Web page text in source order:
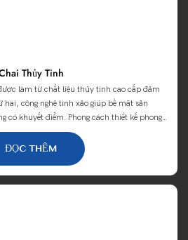
Thủy Tinh
làm từ chất liệu thủy tinh cao cấp đảm
hai, công nghệ tinh xảo giúp bề mặt sản
có khuyết điểm. Phong cách thiết kế phong
nhu cầu của nhiều khách hàng khác nhau,
điển lộng lẫy, bạn đều có thể tìm được
cùng, chúng tôi chú ý đến các chi tiết của
đến bao bì, mọi mắt xích đều nỗ lực hoàn
những sản phẩm thủy tinh chất lượng
ĐỌC THÊM